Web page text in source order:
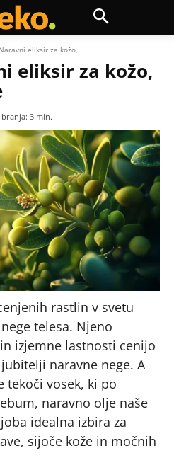
eliksir za kožo,...
eliksir za kožo,
branja: 3 min.
rastlin v svetu
telesa. Njeno
izjemne lastnosti cenijo
naravne nege. A
tekoči vosek, ki po
naravno olje naše
idealna izbira za
sijoče kože in močnih